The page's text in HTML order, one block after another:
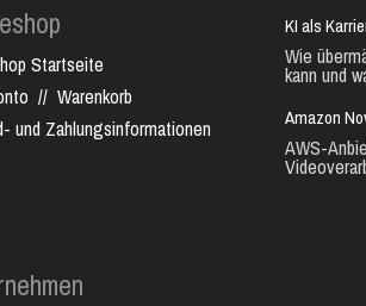
Startseite
// Warenkorb
und Zahlungsinformationen
KI als
Wie
kann und
Amazon
AWS-